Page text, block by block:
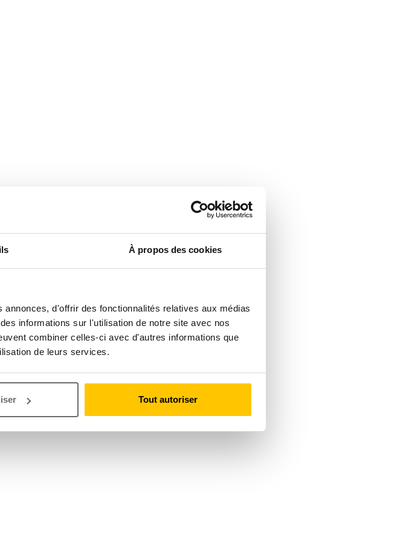
À propos des cookies
d'offrir des fonctionnalités relatives aux médias
informations sur l'utilisation de notre site avec nos
combiner celles-ci avec d'autres informations que
de leurs services.
Tout autoriser